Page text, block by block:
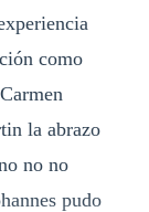
como
la abrazo
no no
pudo